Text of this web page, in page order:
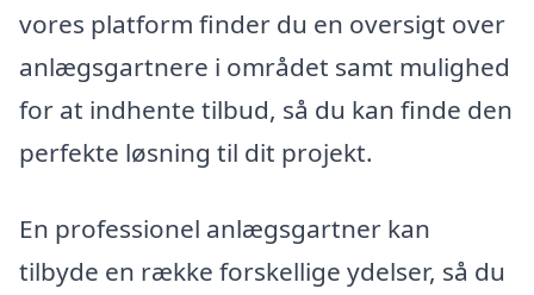
vores platform finder du en oversigt over
anlægsgartnere i området samt mulighed
for at indhente tilbud, så du kan finde den
perfekte løsning til dit projekt.
En professionel anlægsgartner kan
tilbyde en række forskellige ydelser, så du